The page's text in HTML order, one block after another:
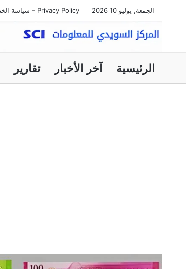
الجمعة, يوليو 10 2026 Privacy Policy – سياسة الخصوصية
الرئيسية آخر الأخبار تقارير